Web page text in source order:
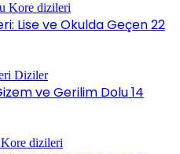
Lise ve Okulda Geçen 22
ve Gerilim Dolu 14